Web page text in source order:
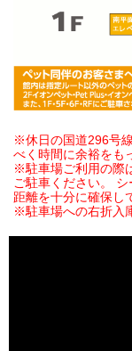
※休日の国道296号
べく時間に余裕をも
※駐車場ご利用の際
ご駐車ください。
距離を十分に確保し
※駐車場への右折入